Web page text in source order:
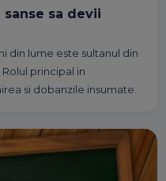
sa devii
din lume este sultanul din
principal in
si dobanzile insumate.